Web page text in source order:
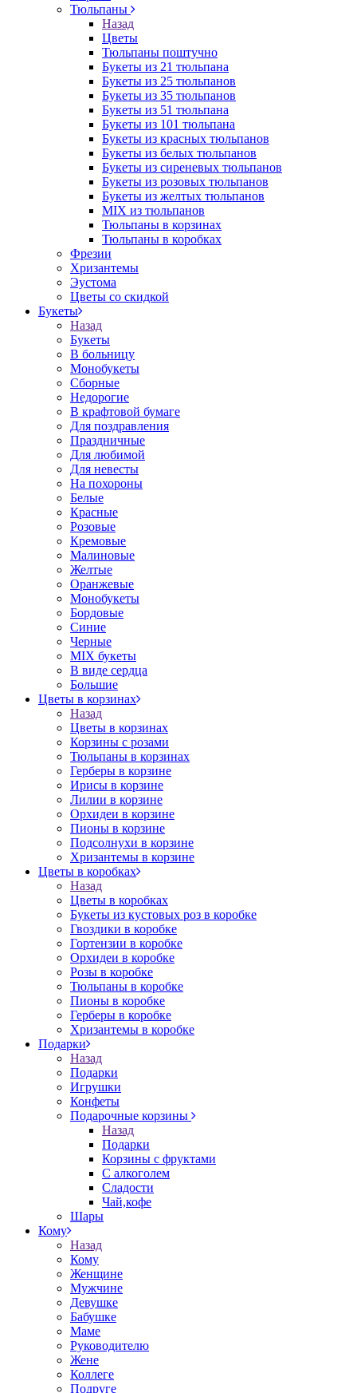
Тюльпаны
Назад
Цветы
Тюльпаны поштучно
Букеты из 21 тюльпана
Букеты из 25 тюльпанов
Букеты из 35 тюльпанов
Букеты из 51 тюльпана
Букеты из 101 тюльпана
Букеты из красных тюльпанов
Букеты из белых тюльпанов
Букеты из сиреневых тюльпанов
Букеты из розовых тюльпанов
Букеты из желтых тюльпанов
MIX из тюльпанов
Тюльпаны в корзинах
Тюльпаны в коробках
Фрезии
Хризантемы
Эустома
Цветы со скидкой
Букеты
Назад
Букеты
В больницу
Монобукеты
Сборные
Недорогие
В крафтовой бумаге
Для поздравления
Праздничные
Для любимой
Для невесты
На похороны
Белые
Красные
Розовые
Кремовые
Малиновые
Желтые
Оранжевые
Монобукеты
Бордовые
Синие
Черные
MIX букеты
В виде сердца
Большие
Цветы в корзинах
Назад
Цветы в корзинах
Корзины с розами
Тюльпаны в корзинах
Герберы в корзине
Ирисы в корзине
Лилии в корзине
Орхидеи в корзине
Пионы в корзине
Подсолнухи в корзине
Хризантемы в корзине
Цветы в коробках
Назад
Цветы в коробках
Букеты из кустовых роз в коробке
Гвоздики в коробке
Гортензии в коробке
Орхидеи в коробке
Розы в коробке
Тюльпаны в коробке
Пионы в коробке
Герберы в коробке
Хризантемы в коробке
Подарки
Назад
Подарки
Игрушки
Конфеты
Подарочные корзины
Назад
Подарки
Корзины с фруктами
С алкоголем
Сладости
Чай,кофе
Шары
Кому
Назад
Кому
Женщине
Мужчине
Девушке
Бабушке
Маме
Руководителю
Жене
Коллеге
Подруге